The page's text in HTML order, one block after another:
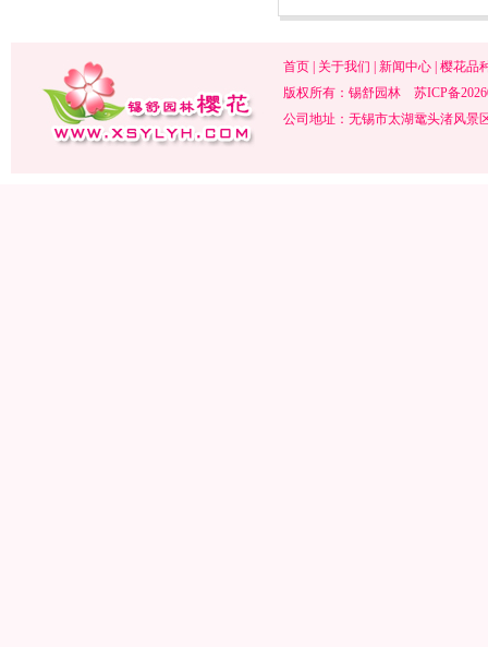
首页 关于我们 新闻中心 樱花品
版权所有：锡舒园林 苏ICP备
公司地址：无锡市太湖鼋头渚风景